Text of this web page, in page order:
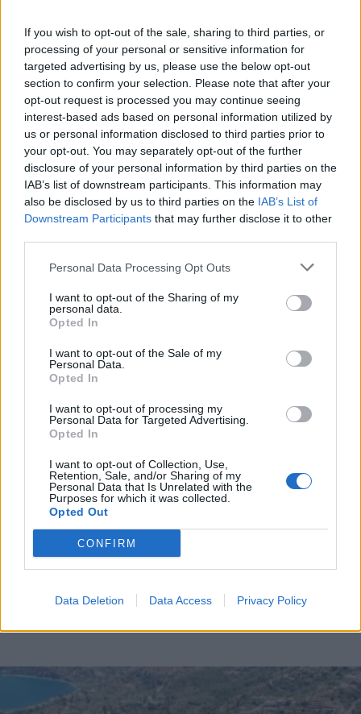
If you wish to opt-out of the sale, sharing to third parties, or
processing of your personal or sensitive information for
targeted advertising by us, please use the below opt-out
section to confirm your selection. Please note that after your
opt-out request is processed you may continue seeing
interest-based ads based on personal information utilized by
us or personal information disclosed to third parties prior to
your opt-out. You may separately opt-out of the further
disclosure of your personal information by third parties on the
IAB’s list of downstream participants. This information may
also be disclosed by us to third parties on the IAB’s List of
Downstream Participants that may further disclose it to other
Personal Data Processing Opt Outs
I want to opt-out of the Sharing of my
personal data.
Opted In
I want to opt-out of the Sale of my
Personal Data.
Opted In
I want to opt-out of processing my
Personal Data for Targeted Advertising.
Opted In
I want to opt-out of Collection, Use,
Retention, Sale, and/or Sharing of my
Personal Data that Is Unrelated with the
Purposes for which it was collected.
Opted Out
CONFIRM
Data Deletion Data Access Privacy Policy
οι τάσεις αυξήσεων σε σχέση με το 2024, καθώς και
τα μέτρα στήριξης που προσφέρονται.
Διαβάστε περισσότερα για το οικονομικό βάρος
που φέρνει στις ελληνικές οικογένειες -η
επιστροφή στο σχολείο
Διάβασε σχετικά
Τα συγχαρητήρια για τις επιτυχίες των
στις Πανελλαδικές εξετάσεις
Δωρεά ακουστικής κιθάρας υψηλής ποιότητας
στο Μουσικό Σχολείο Τρίπολης
Πυροσβεστική Παιδεία στις σχολικές μονάδες
της Διεύθυνσης Πρωτοβάθμιας Εκπαίδευσης
Αρκαδίας
Διάβασε περισσότερα
Ελλάδα Οικονομία Κοινωνία